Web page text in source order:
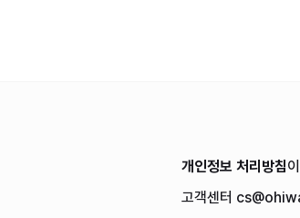
개인정보 처리방침
고객센터